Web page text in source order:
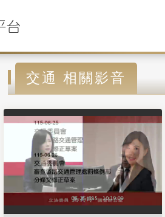
交通 相關影音